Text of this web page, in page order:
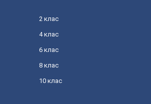
2 клас
4 клас
6 клас
8 клас
10 клас